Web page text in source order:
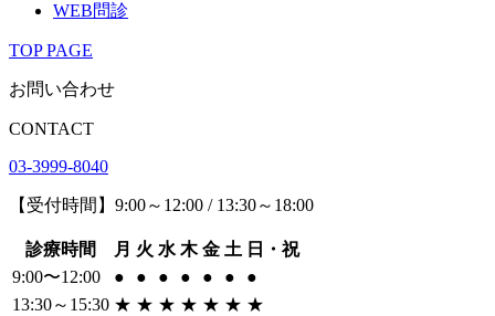
WEB問診
TOP PAGE
お問い合わせ
CONTACT
03-3999-8040
【受付時間】9:00～12:00 / 13:30～18:00
診療時間 月 火 水 木 金 土 日・祝
9:00〜12:00
● ● ● ● ● ●
●
13:30～15:30 ★ ★ ★ ★ ★ ★ ★